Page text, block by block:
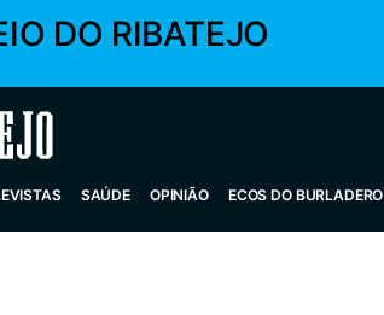
DO RIBATEJO
SAÚDE OPINIÃO ECOS DO BURLADERO